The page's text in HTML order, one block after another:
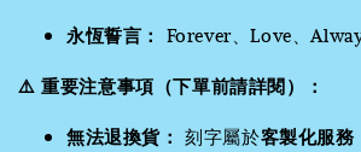
永恆誓言： Forever、Love、
⚠️ 重要注意事項（下單前請詳閱）：
無法退換貨： 刻字屬於客製化服務